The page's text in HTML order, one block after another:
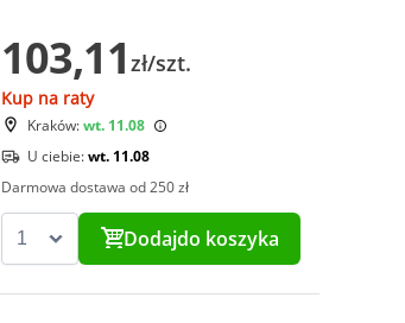
103,11 zł/szt.
Kup na raty
Kraków:wt. 11.08
U ciebie:wt. 11.08
Darmowa dostawa od 250 zł
Dodajdo koszyka